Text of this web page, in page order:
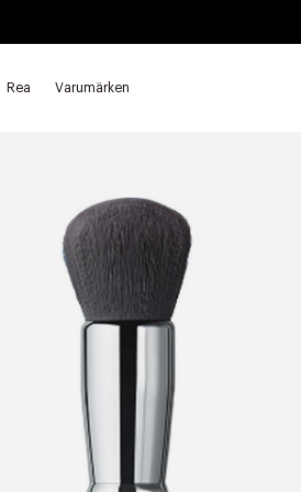
Rea Varumärken
Makeupborstar för ansiktet